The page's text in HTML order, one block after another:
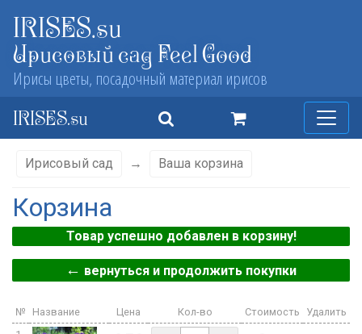
IRISES.su
Ирисовый сад Feel Good
Ирисы цветы, посадочный материал ирисов
IRISES.su
Ирисовый сад → Ваша корзина
Корзина
Товар успешно добавлен в корзину!
← вернуться и продолжить покупки
№ Название Цена Кол-во Стоимость
Удалить